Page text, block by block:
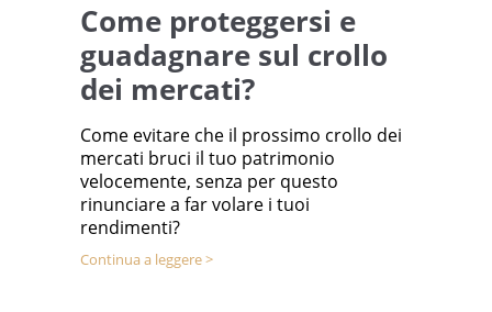
Come proteggersi e
guadagnare sul crollo
dei mercati?
Come evitare che il prossimo crollo dei
mercati bruci il tuo patrimonio
velocemente, senza per questo
rinunciare a far volare i tuoi
rendimenti?
Continua a leggere >